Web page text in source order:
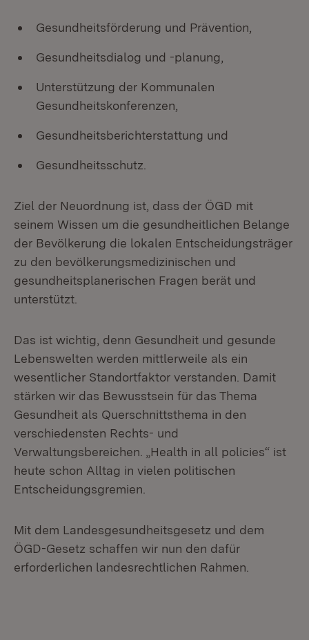
Gesundheitsförderung und Prävention,
Gesundheitsdialog und -planung,
Unterstützung der Kommunalen
Gesundheitskonferenzen,
Gesundheitsberichterstattung und
Gesundheitsschutz.
Ziel der Neuordnung ist, dass der ÖGD mit
seinem Wissen um die gesundheitlichen Belange
der Bevölkerung die lokalen Entscheidungsträger
zu den bevölkerungsmedizinischen und
gesundheitsplanerischen Fragen berät und
unterstützt.
Das ist wichtig, denn Gesundheit und gesunde
Lebenswelten werden mittlerweile als ein
wesentlicher Standortfaktor verstanden. Damit
stärken wir das Bewusstsein für das Thema
Gesundheit als Querschnittsthema in den
verschiedensten Rechts- und
Verwaltungsbereichen. „Health in all policies“ ist
heute schon Alltag in vielen politischen
Entscheidungsgremien.
Mit dem Landesgesundheitsgesetz und dem
ÖGD-Gesetz schaffen wir nun den dafür
erforderlichen landesrechtlichen Rahmen.